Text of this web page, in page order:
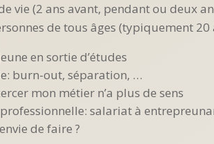
vie (2 ans avant, pendant ou deux
de tous âges (typiquement 20
en sortie d’études
burn-out, séparation, …
mon métier n’a plus de sens
salariat à
de faire ?